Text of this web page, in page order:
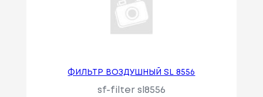
ФИЛЬТР ВОЗДУШНЫЙ SL 8556
sf-filter sl8556